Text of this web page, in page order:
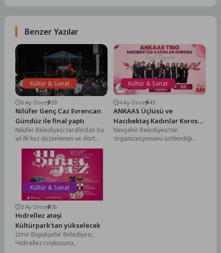
Benzer Yazılar
Kültür & Sanat
6 Ay Önce 39
Nilüfer Genç Caz Evrencan
Gündüz ile final yaptı
Nilüfer Belediyesi tarafından bu
yıl ilk kez düzenlenen ve dört
gün boyunca kente caz
müziğinin...
Kültür & Sanat
4 Ay Önce 43
ANKAAS Üçlüsü ve
Hacıbektaş Kadınlar Korosu
Konseri
Nevşehir Belediyesi’nin
organizasyonunu üstlendiği
Kültür & Sanat
3 Ay Önce 36
Hıdrellez ateşi
Kültürpark’tan yükselecek
İzmir Büyükşehir Belediyesi,
Hıdırellez coşkusunu